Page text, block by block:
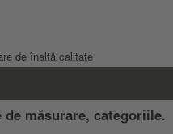
de înaltă calitate
măsurare, categoriile.